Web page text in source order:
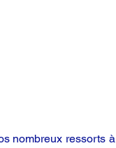
nombreux ressorts